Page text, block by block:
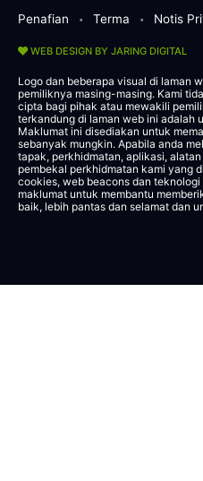
Penafian
• Terma • Notis
WEB DESIGN BY JARING DIGITAL
Logo dan beberapa visual di laman
pemiliknya masing-masing. Kami
cipta bagi pihak atau mewakili
terkandung di laman web ini adalah
Maklumat ini disediakan untuk
sebanyak mungkin. Apabila anda
tapak, perkhidmatan, aplikasi,
pembekal perkhidmatan kami yang
cookies, web beacons dan
maklumat untuk membantu
baik, lebih pantas dan selamat dan